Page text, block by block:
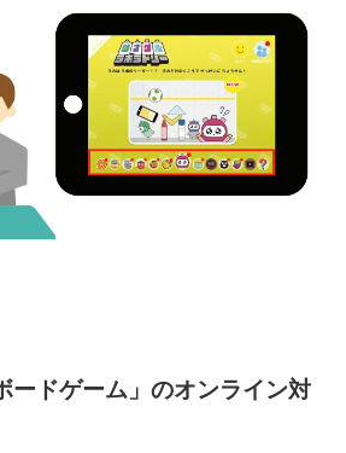
ドゲーム」のオンライン対